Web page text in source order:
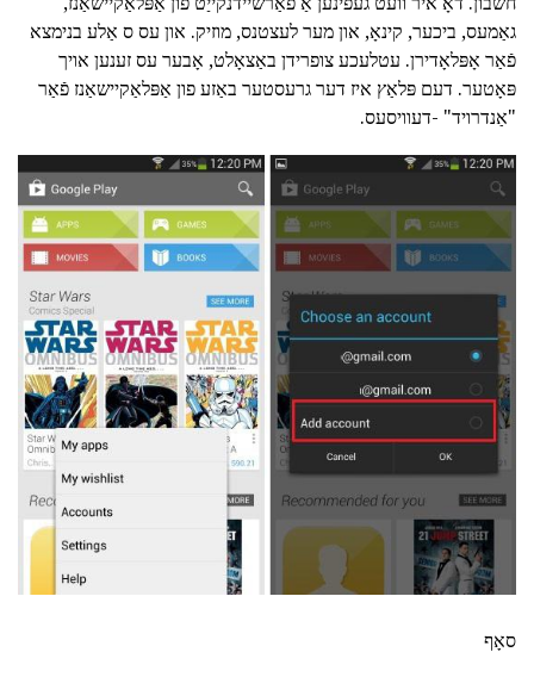
גאַמעס, ביכער, קינאָ, און מער לעצטנס, מוזיק. און עס ס אַלע בנימצא
פֿאַר אָפּלאָדירן. עטלעכע צופרידן באַצאָלט, אָבער עס זענען אויך
פּאָטער. דעם פּלאַץ איז דער גרעסטער באַזע פון אַפּלאַקיישאַנז פֿאַר
"אַנדרויד" -דעוויסעס.
סאָף